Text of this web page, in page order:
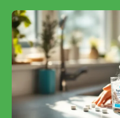
LA
PENSE
DES
SOINS
CLEAN,
VEGAN
ET
ÉCO-